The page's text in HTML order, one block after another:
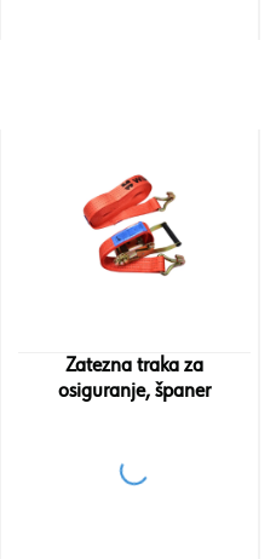
Zatezna traka za
osiguranje, španer